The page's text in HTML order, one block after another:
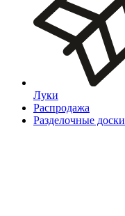
Луки
Распродажа
Разделочные доски